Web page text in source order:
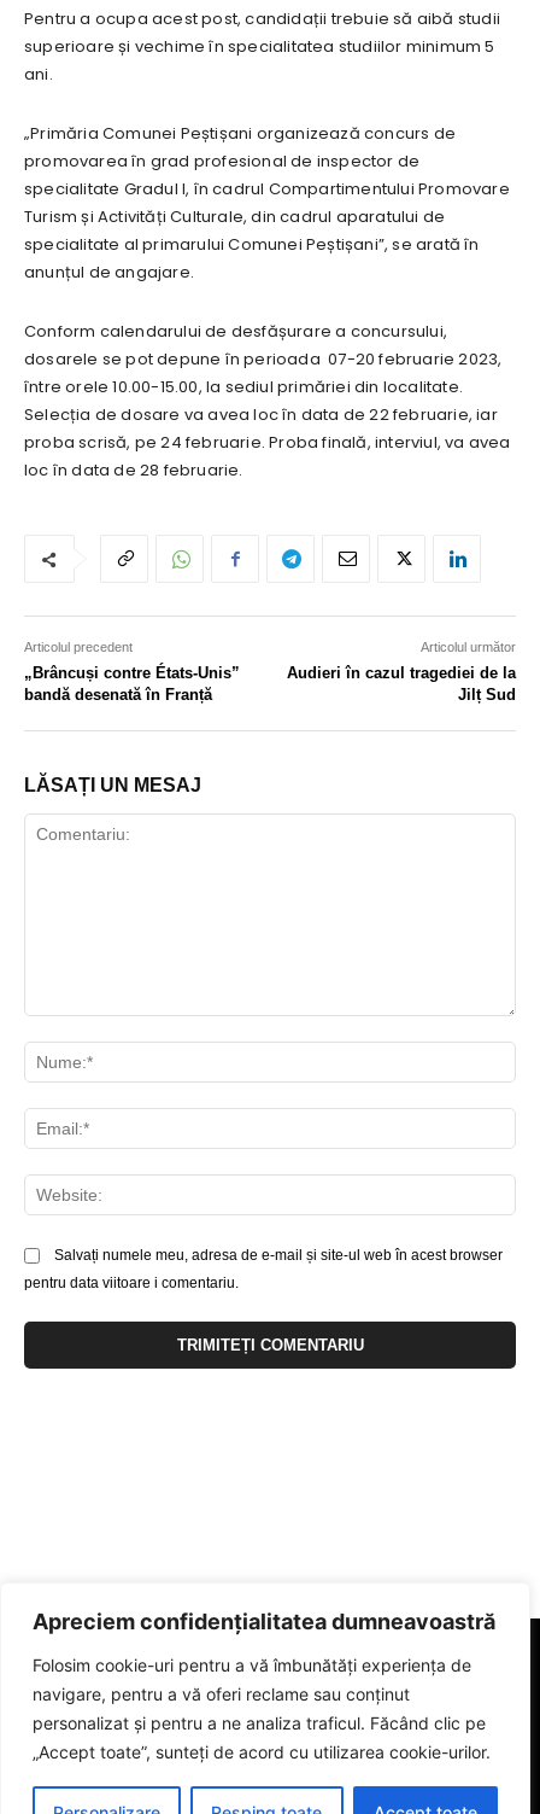
Apreciem confidențialitatea dumneavoastră
Folosim cookie-uri pentru a vă îmbunătăți experiența de
navigare, pentru a vă oferi reclame sau conținut
personalizat și pentru a ne analiza traficul. Făcând clic pe
„Accept toate”, sunteți de acord cu utilizarea cookie-urilor.
Pentru a ocupa acest post, candidații trebuie să aibă studii
superioare și vechime în specialitatea studiilor minimum 5
ani.
„Primăria Comunei Peștișani organizează concurs de
promovarea în grad profesional de inspector de
specialitate Gradul I, în cadrul Compartimentului Promovare
Turism și Activități Culturale, din cadrul aparatului de
specialitate al primarului Comunei Peștișani”, se arată în
anunțul de angajare.
Conform calendarului de desfășurare a concursului,
dosarele se pot depune în perioada 07-20 februarie 2023,
între orele 10.00-15.00, la sediul primăriei din localitate.
Selecția de dosare va avea loc în data de 22 februarie, iar
proba scrisă, pe 24 februarie. Proba finală, interviul, va avea
loc în data de 28 februarie.
Articolul precedent
„Brâncuși contre États-Unis”
bandă desenată în Franță
Articolul următor
Audieri în cazul tragediei de la
Jilț Sud
LĂSAȚI UN MESAJ
Salvați numele meu, adresa de e-mail și site-ul web în acest browser
pentru data viitoare i comentariu.